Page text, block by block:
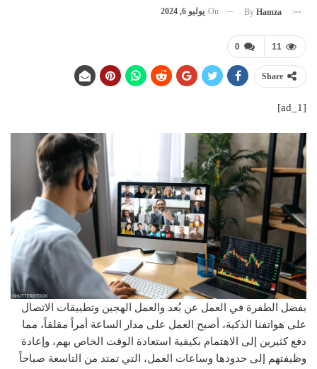
By Hamza
On يوليو 6, 2024
0 11
Share
[ad_1]
بفضل الطفرة في العمل عن بُعد والعمل الهجين وتطبيقات الاتصال
على هواتفنا الذكية، أصبح العمل على مدار الساعة أمراً مقلقاً، مما
دفع كثيرين إلى الاهتمام بكيفية استعادة الوقت الخاص بهم، وإعادة
وظيفتهم إلى حدودها وساعات العمل، التي تمتد من التاسعة صباحاً